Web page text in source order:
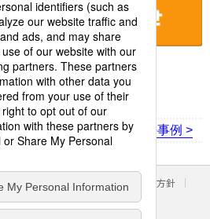
に電話をする
次の事例 >
クッキーポリシー
個人情報保護方針
ック ホールディングス